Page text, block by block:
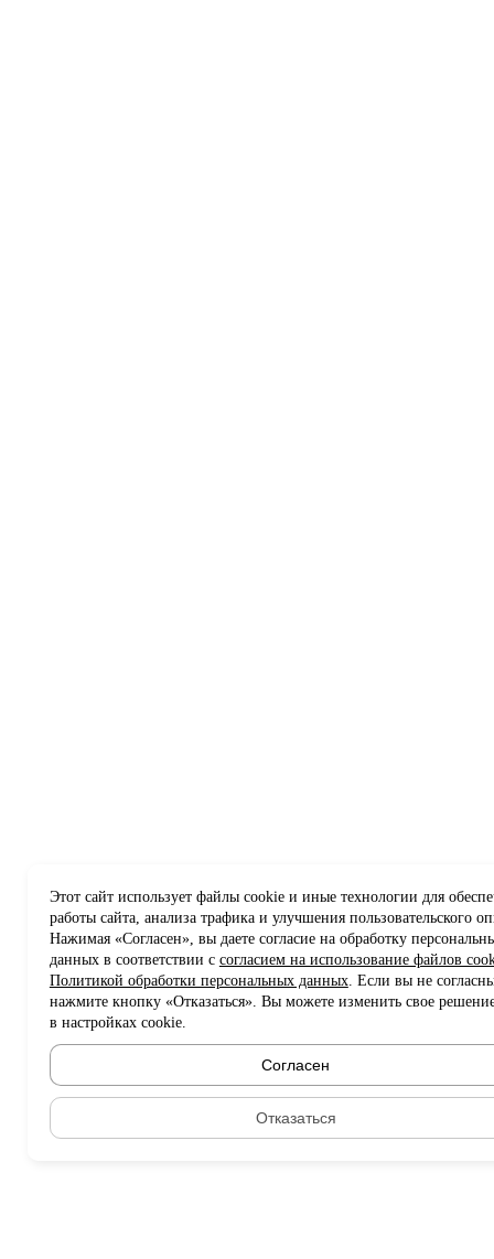
Этот сайт использует файлы cookie и иные технологии для
работы сайта, анализа трафика и улучшения пользовательского
Нажимая «Согласен», вы даете согласие на обработку
данных в соответствии с согласием на использование файлов
Политикой обработки персональных данных. Если вы не
нажмите кнопку «Отказаться». Вы можете изменить свое
в настройках cookie.
Согласен
Отказаться